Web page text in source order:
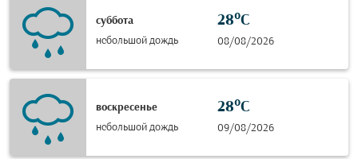
суббота
небольшой дождь
28°C
08/08/2026
воскресенье
небольшой дождь
28°C
09/08/2026